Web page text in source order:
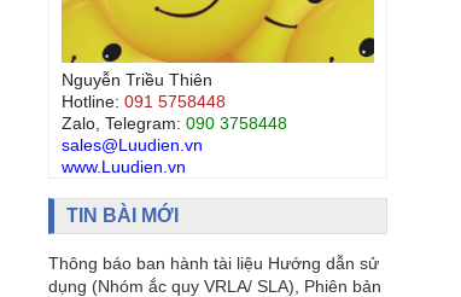
Nguyễn Triều Thiên
Hotline: 091 5758448
Zalo, Telegram: 090 3758448
sales@Luudien.vn
www.Luudien.vn
TIN BÀI MỚI
Thông báo ban hành tài liệu Hướng dẫn sử
dụng (Nhóm ắc quy VRLA/ SLA), Phiên bản